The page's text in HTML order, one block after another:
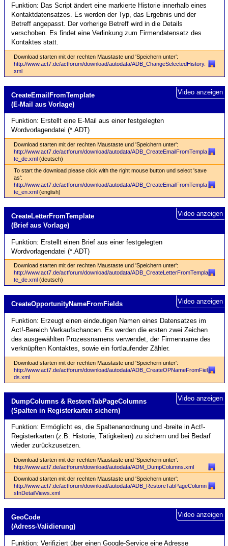
Funktion: Das Script ändert eine markierte Historie innerhalb eines
Kontaktdatensatzes. Es werden der Typ, das Ergebnis und der
Betreff angepasst. Der vorherige Betreff wird in die Details
verschoben. Es findet eine Verlinkung zum Firmendatensatz des
Kontaktes statt.
Download starten mit der rechten Maustaste und 'Speichern unter':
http://www.act7.de/actforum/download/autodata/ADB_ChangeSelectedHistory.
xml
Video anzeigen
Create­Email­From­Template
(E-Mail aus Vorlage)
Funktion: Erstellt eine E-Mail aus einer festgelegten
Wordvorlagendatei (*.ADT)
Download starten mit der rechten Maustaste und 'Speichern unter':
http://www.act7.de/actforum/download/autodata/ADB_CreateEmailFromTempla
te_de.xml (deutsch)
To start the download please click with the right mouse button und select 'save
as':
http://www.act7.de/actforum/download/autodata/ADB_CreateEmailFromTempla
te_en.xml (english)
Video anzeigen
Create­Letter­From­Template
(Brief aus Vorlage)
Funktion: Erstellt einen Brief aus einer festgelegten
Wordvorlagendatei (*.ADT)
Download starten mit der rechten Maustaste und 'Speichern unter':
http://www.act7.de/actforum/download/autodata/ADB_CreateLetterFromTempla
te_de.xml (deutsch)
Video anzeigen
Create­Opportunity­Name­From­Fields
Funktion: Erzeugt einen eindeutigen Namen eines Datensatzes im
Act!-Bereich Verkaufschancen. Es werden die ersten zwei Zeichen
des ausgewählten Prozessnamens verwendet, der Firmenname des
verknüpften Kontaktes, sowie ein fortlaufender Zähler.
Download starten mit der rechten Maustaste und 'Speichern unter':
http://www.act7.de/actforum/download/autodata/ADB_CreateOPNameFromFiel
ds.xml
Video anzeigen
Dump­Columns & RestoreTabPageColumns
(Spalten in Registerkarten sichern)
Funktion: Ermöglicht es, die Spaltenanordnung und -breite in Act!-
Registerkarten (z.B. Historie, Tätigkeiten) zu sichern und bei Bedarf
wieder zurückzusetzen.
Download starten mit der rechten Maustaste und 'Speichern unter':
http://www.act7.de/actforum/download/autodata/ADM_DumpColumns.xml
Download starten mit der rechten Maustaste und 'Speichern unter':
http://www.act7.de/actforum/download/autodata/ADB_RestoreTabPageColumn
sInDetailViews.xml
Video anzeigen
GeoCode
(Adress-Validierung)
Funktion: Verifiziert über einen Google-Service eine Adresse